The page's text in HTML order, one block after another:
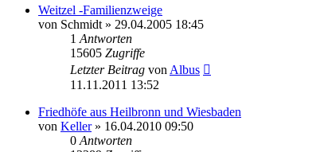
Weitzel -Familienzweige
von Schmidt » 29.04.2005 18:45
1 Antworten
15605 Zugriffe
Letzter Beitrag von Albus
11.11.2011 13:52
Friedhöfe aus Heilbronn und Wiesbaden
von Keller» 16.04.2010 09:50
0 Antworten